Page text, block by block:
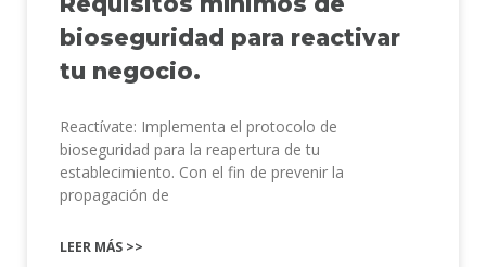
bioseguridad para reactivar
tu negocio.
Reactívate: Implementa el protocolo de
bioseguridad para la reapertura de tu
establecimiento. Con el fin de prevenir la
propagación de
LEER MÁS >>